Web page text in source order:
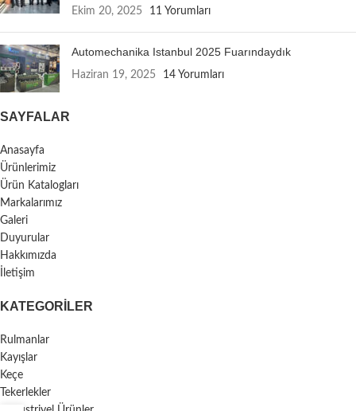
Ekim 20, 2025 11 Yorumları
Automechanika Istanbul 2025 Fuarındaydık
Haziran 19, 2025 14 Yorumları
SAYFALAR
Anasayfa
Ürünlerimiz
Ürün Katalogları
Markalarımız
Galeri
Duyurular
Hakkımızda
İletişim
KATEGORILER
Rulmanlar
Kayışlar
Keçe
Tekerlekler